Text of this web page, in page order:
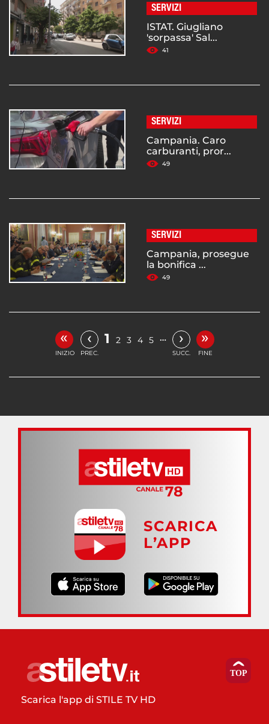
SERVIZI
ISTAT. Giugliano
'sorpassa' Sal...
41
SERVIZI
Campania. Caro
carburanti, pror...
49
SERVIZI
Campania, prosegue
la bonifica ...
49
«
INIZIO
‹
PREC.
1 2 3 4 5 … ›
SUCC.
»
FINE
SCARICA
L’APP
Scarica l'app di STILE TV HD